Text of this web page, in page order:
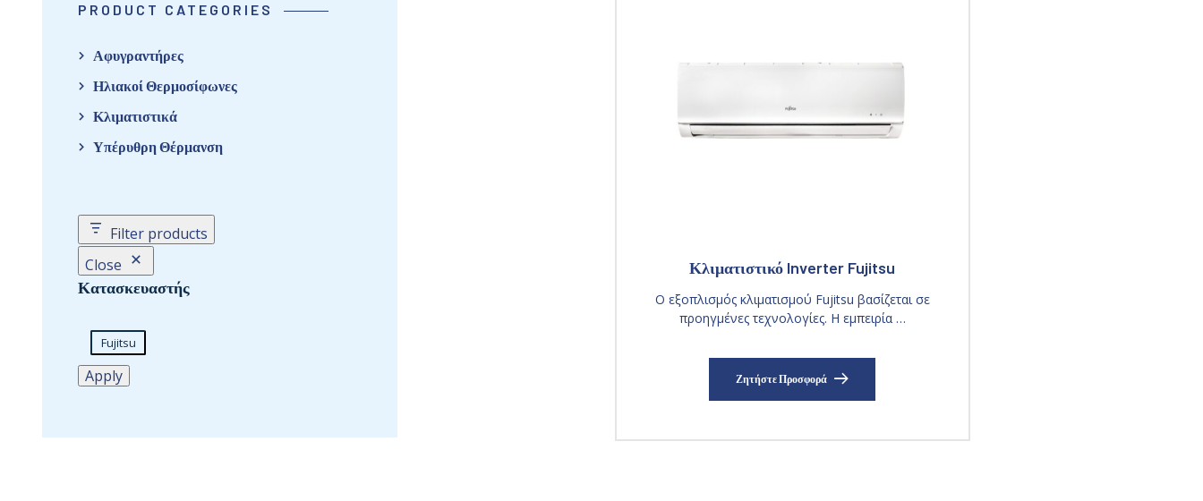
Κλιματιστικό Inverter Fujitsu
Ο εξοπλισμός κλιματισμού Fujitsu βασίζεται σε
προηγμένες τεχνολογίες. Η εμπειρία …
Ζητήστε Προσφορά
PRODUCT CATEGORIES
Αφυγραντήρες
Ηλιακοί Θερμοσίφωνες
Κλιματιστικά
Υπέρυθρη Θέρμανση
Filter products
Close
Κατασκευαστής
Fujitsu
Apply